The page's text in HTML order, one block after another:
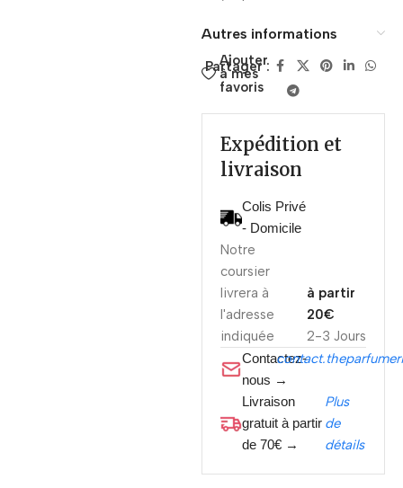
Autres informations
Ajouter
à mes
favoris
Partager :
Expédition et
livraison
Colis Privé
- Domicile
Notre
coursier
livrera à
l'adresse
indiquée
2-3 Jours
à partir
20€
Contactez-
nous →
Livraison
gratuit à partir
de 70€ →
Plus
de
détails